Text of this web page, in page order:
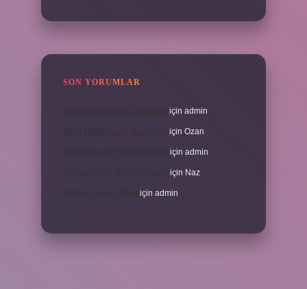
SON YORUMLAR
için admin
için Ozan
için admin
için Naz
için admin